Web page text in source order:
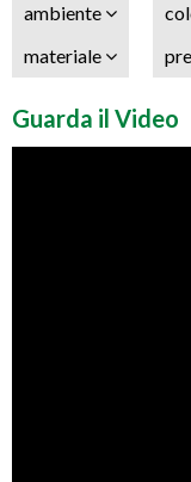
ambiente
materiale
Guarda il Video